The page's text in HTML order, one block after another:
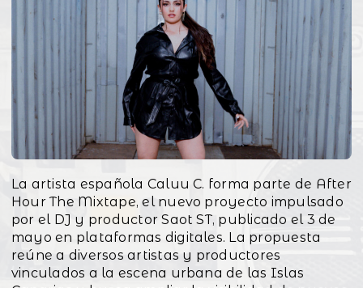
La artista española Caluu C. forma parte de After
Hour The Mixtape, el nuevo proyecto impulsado
por el DJ y productor Saot ST, publicado el 3 de
mayo en plataformas digitales. La propuesta
reúne a diversos artistas y productores
vinculados a la escena urbana de las Islas